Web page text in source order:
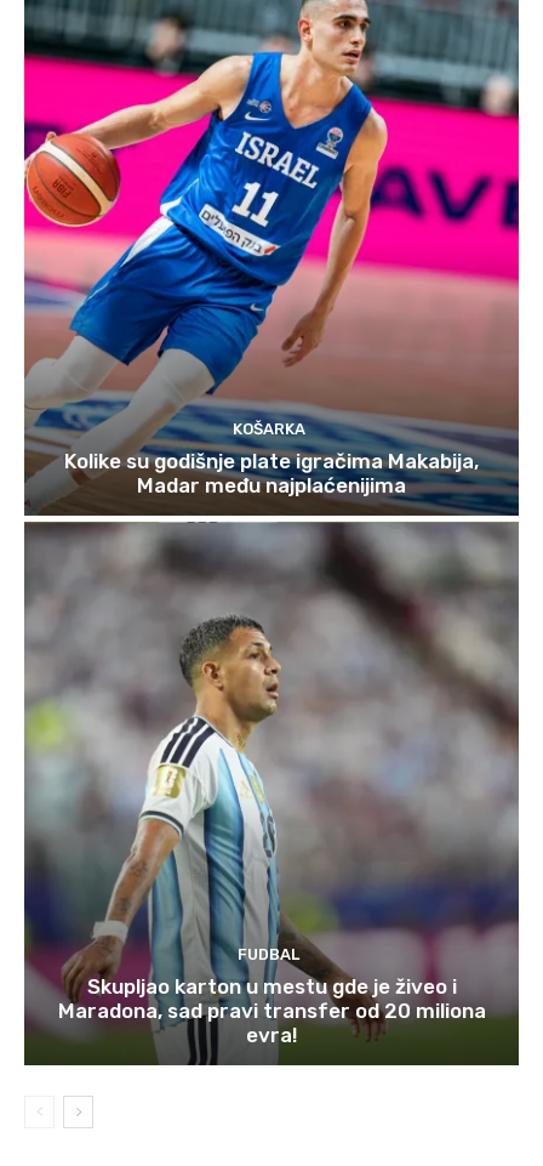
KOŠARKA
Kolike su godišnje plate igračima Makabija,
Madar među najplaćenijima
FUDBAL
Skupljao karton u mestu gde je živeo i
Maradona, sad pravi transfer od 20 miliona
evra!